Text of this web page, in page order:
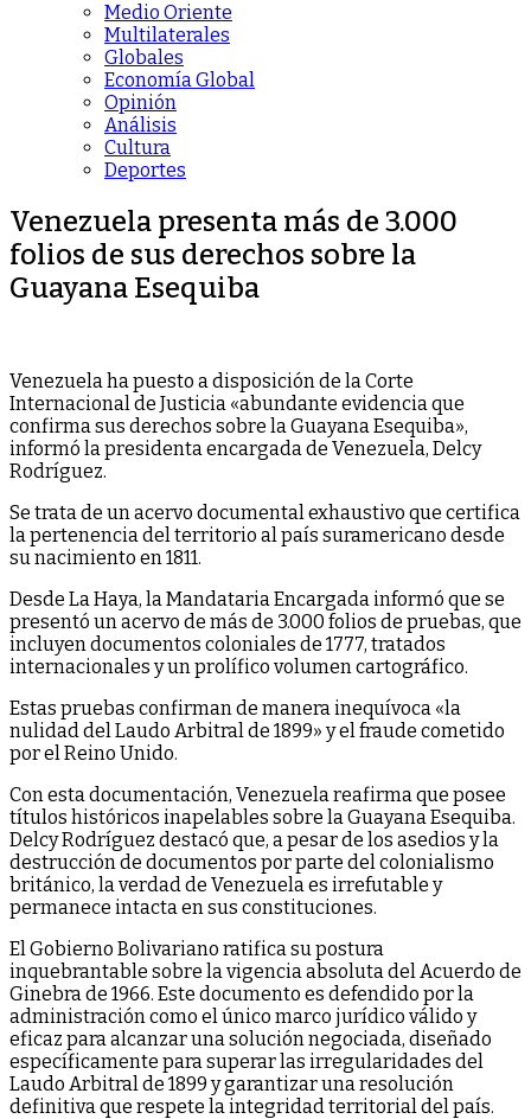
Medio Oriente
Multilaterales
Globales
Economía Global
Opinión
Análisis
Cultura
Deportes
Venezuela presenta más de 3.000
folios de sus derechos sobre la
Guayana Esequiba
Venezuela ha puesto a disposición de la Corte
Internacional de Justicia «abundante evidencia que
confirma sus derechos sobre la Guayana Esequiba»,
informó la presidenta encargada de Venezuela, Delcy
Rodríguez.
Se trata de un acervo documental exhaustivo que certifica
la pertenencia del territorio al país suramericano desde
su nacimiento en 1811.
Desde La Haya, la Mandataria Encargada informó que se
presentó un acervo de más de 3.000 folios de pruebas, que
incluyen documentos coloniales de 1777, tratados
internacionales y un prolífico volumen cartográfico.
Estas pruebas confirman de manera inequívoca «la
nulidad del Laudo Arbitral de 1899» y el fraude cometido
por el Reino Unido.
Con esta documentación, Venezuela reafirma que posee
títulos históricos inapelables sobre la Guayana Esequiba.
Delcy Rodríguez destacó que, a pesar de los asedios y la
destrucción de documentos por parte del colonialismo
británico, la verdad de Venezuela es irrefutable y
permanece intacta en sus constituciones.
El Gobierno Bolivariano ratifica su postura
inquebrantable sobre la vigencia absoluta del Acuerdo de
Ginebra de 1966. Este documento es defendido por la
administración como el único marco jurídico válido y
eficaz para alcanzar una solución negociada, diseñado
específicamente para superar las irregularidades del
Laudo Arbitral de 1899 y garantizar una resolución
definitiva que respete la integridad territorial del país.